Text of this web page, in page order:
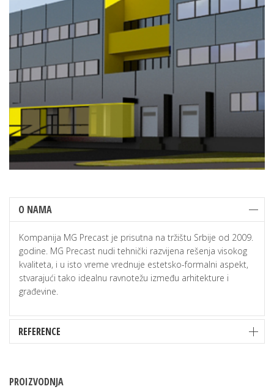
Roaming
O NAMA
Kompanija MG Precast je prisutna na tržištu Srbije od 2009.
godine. MG Precast nudi tehnički razvijena rešenja visokog
kvaliteta, i u isto vreme vrednuje estetsko-formalni aspekt,
stvarajući tako idealnu ravnotežu između arhitekture i
građevine.
REFERENCE
PROIZVODNJA